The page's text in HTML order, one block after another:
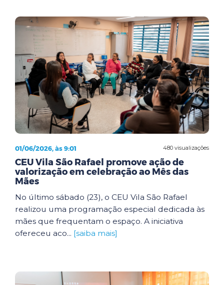
480 visualizações
01/06/2026, às 9:01
CEU Vila São Rafael promove ação de
valorização em celebração ao Mês das
Mães
No último sábado (23), o CEU Vila São Rafael
realizou uma programação especial dedicada às
mães que frequentam o espaço. A iniciativa
ofereceu aco... [saiba mais]